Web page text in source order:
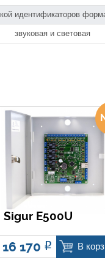
идентификаторов
звуковая и световая
Sigur E500U
16 170 Р В